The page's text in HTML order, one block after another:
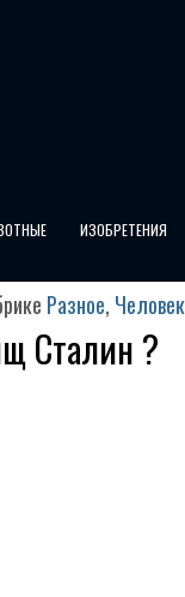
ИЗОБРЕТЕНИЯ
Разное, Человек
Сталин ?